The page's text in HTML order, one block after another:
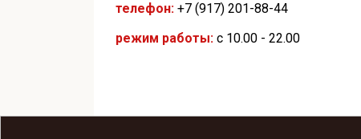
телефон: +7 (917) 201-88-44
режим работы: с 10.00 - 22.00